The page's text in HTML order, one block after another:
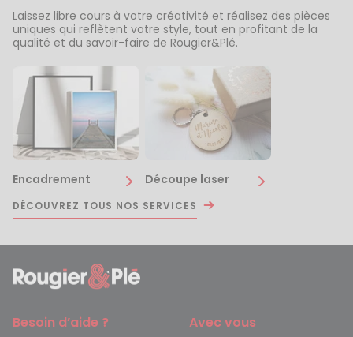
Laissez libre cours à votre créativité et réalisez des pièces
uniques qui reflètent votre style, tout en profitant de la
qualité et du savoir-faire de Rougier&Plé.
Encadrement Découpe laser
DÉCOUVREZ TOUS NOS SERVICES
Besoin d’aide ? Avec vous